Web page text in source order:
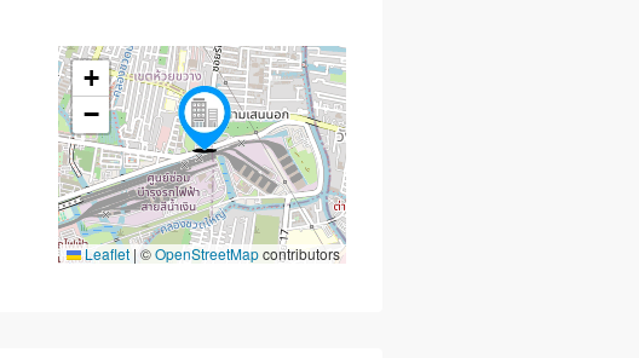
+
−
Leaflet | ©OpenStreetMapcontributors